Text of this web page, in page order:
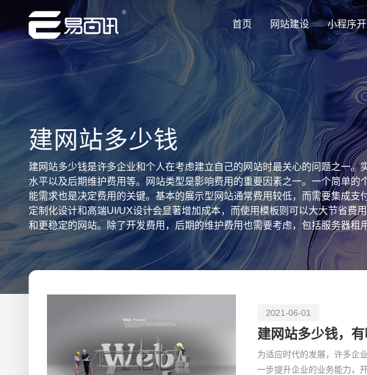
首页 网站建设
专注网站建设行业优质供应商
小程序
专注网站建设行业优质供应商
专注网站建设行业优质供应商
芯片
案
购物
门户
专注网站建设行业优质供应商
专注网站建设行业优质供应商
建网站多少钱
建网站多少钱是许多企业和个人在考虑建立自己的网站时最关心的问题之一
水平以及后期维护费用等。网站类型是影响费用的重要因素之一。一个简单
能需求也是决定费用的关键。基本的展示型网站通常费用较低，而需要集成
定制化设计和高端UI/UX设计会显著增加成本，而使用模板则可以大大节省费
和更稳定的网站。除了开发费用，后期的维护费用也需要考虑，包括服务器
元到20000元之间，而中等复杂度的网站费用则在20000元到50000元之间，
看，建网站的费用是一个动态的、由多种因素综合决定的数字，企业和个人
2021-06-01
建网站多少钱，有
为适应时代的发展，许多企
一步提升企业的业务能力，